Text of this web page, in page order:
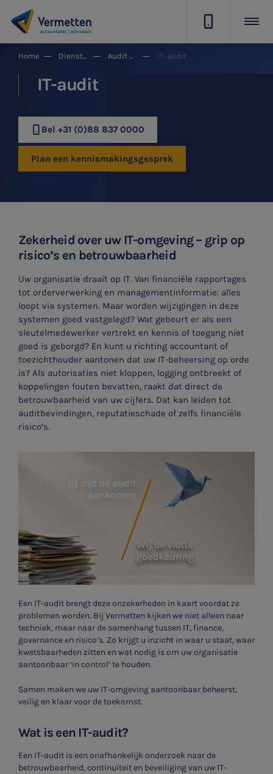
Home Dienstgroepen Audit & Assurance IT-audit
IT-audit
Bel +31 (0)88 837 0000
Plan een kennismakingsgesprek
Zekerheid over uw IT-omgeving – grip op
risico’s en betrouwbaarheid
Uw organisatie draait op IT. Van financiële rapportages
tot orderverwerking en managementinformatie: alles
loopt via systemen. Maar worden wijzigingen in deze
systemen goed vastgelegd? Wat gebeurt er als een
sleutelmedewerker vertrekt en kennis of toegang niet
goed is geborgd? En kunt u richting accountant of
toezichthouder aantonen dat uw IT-beheersing op orde
is? Als autorisaties niet kloppen, logging ontbreekt of
koppelingen fouten bevatten, raakt dat direct de
betrouwbaarheid van uw cijfers. Dat kan leiden tot
auditbevindingen, reputatieschade of zelfs financiële
risico’s.
Een IT-audit brengt deze onzekerheden in kaart voordat ze
problemen worden. Bij Vermetten kijken we niet alleen naar
techniek, maar naar de samenhang tussen IT, finance,
governance en risico’s. Zo krijgt u inzicht in waar u staat, waar
kwetsbaarheden zitten en wat nodig is om uw organisatie
aantoonbaar ‘in control’ te houden.
Samen maken we uw IT-omgeving aantoonbaar beheerst,
veilig en klaar voor de toekomst.
Wat is een IT-audit?
Een IT-audit is een onafhankelijk onderzoek naar de
betrouwbaarheid, continuïteit en beveiliging van uw IT-